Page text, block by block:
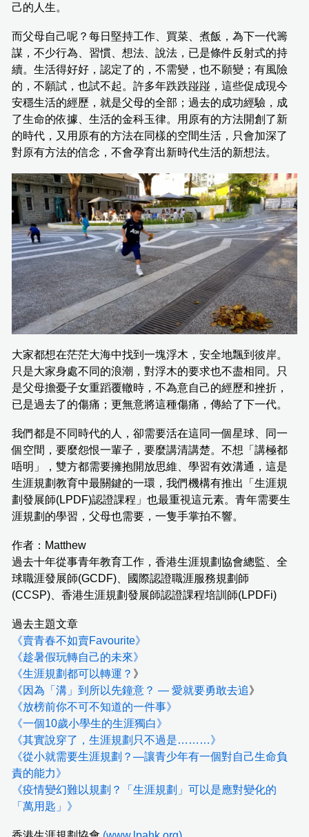
己的人生。
而父母自己呢？每日堅持工作、買菜、煮飯，為下一代籌
謀，不少行為、習慣、想法、說法，已是條件反射式的持
續。生活得好好，認定了的，不需變，也不願變；有風險
的，不願試，也試不起。許多年跌跌踫踫，這些促成現今
安穩生活的經歷，就是父母的全部；過去的成功經驗，成
了生命的依據、生活的金科玉律。用原有的方法開創了新
的時代，又用原有的方法在同樣的空間生活，只會加深了
對原有方法的信念，不會孕育出新時代生活的新想法。
大家都想在茫茫大海中找到一塊浮木，安全地飄到彼岸。
只是大家身處不同的浪潮，對浮木的要求也不盡相同。只
是父母擔憂子女重蹈覆轍時，不為意自己的經歷和挫折，
已是過去了的傷痛；更無意將這種傷痛，傳給了下一代。
我們都是不同時代的人，卻需要活在這同一個星球、同一
個空間，要麼怨恨一輩子，要麼講清講楚。不想「講極都
唔明」，雙方都需要擁抱開放思維、學習有效溝通，這是
生涯規劃教育中最關鍵的一環，我們機構有推出「生涯規
劃發展師(LPDF)認證課程」也最重視這元素。青年需要生
涯規劃的學習，父母也需要，一隻手掌拍不響。
作者：Matthew
過去十年從事青年教育工作，香港生涯規劃協會總監、全
球職涯發展師(GCDF)、國際認證職涯服務規劃師
(CCSP)、香港生涯規劃發展師認證課程培訓師(LPDFi)
過去主題文章
《賣青春不如賣Favourite》
《趁暑假玩轉自己的未來》
《生涯規劃都可以轉運？ 》
《因為「溝」到所以先鐘意？ — 愛就要勇敢去追》
《放榜前你不可不知道的一件事》
《一個10歲小學生的生涯獨白》
《其實說穿了，生涯規劃只不過是………》
《從小就需要生涯規劃？—讓青少年有一個對自己生命負
責的能力》
《疫情變幻難以規劃？「生涯規劃」可以是應對變化的
「萬用匙」》